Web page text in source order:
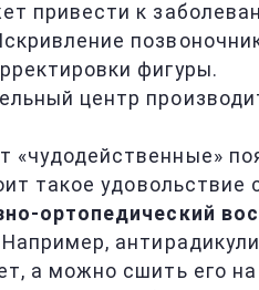
привести к
фигуры.
центр
«чудодейственные»
такое
ортопедический
а можно сшить его на